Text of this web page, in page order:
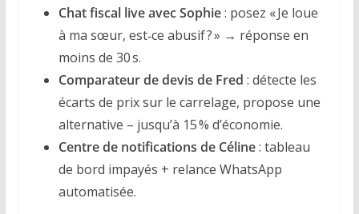
Chat fiscal live avec Sophie: posez « Je loue
à ma sœur, est‑ce abusif ? » → réponse en
moins de 30 s.
Comparateur de devis de Fred : détecte les
écarts de prix sur le carrelage, propose une
alternative – jusqu’à 15 % d’économie.
Centre de notifications de Céline: tableau
de bord impayés + relance WhatsApp
automatisée.